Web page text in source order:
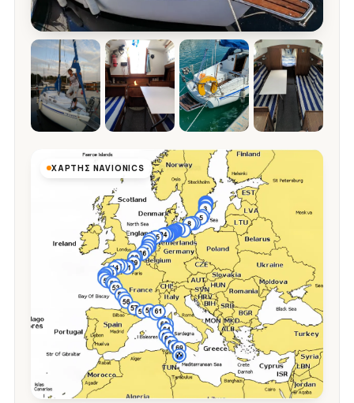
ΧΆΡΤΗΣ NAVIONICS